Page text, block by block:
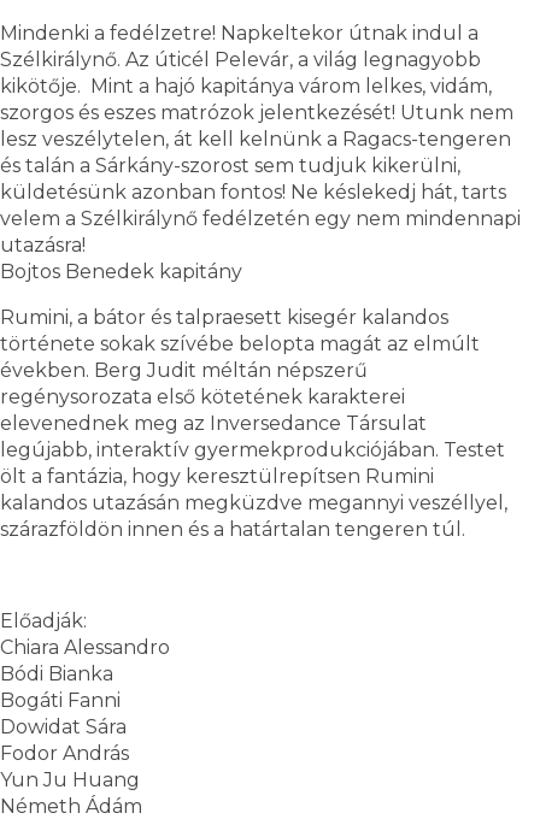
Mindenki a fedélzetre! Napkeltekor útnak indul a
Szélkirálynő. Az úticél Pelevár, a világ legnagyobb
kikötője. Mint a hajó kapitánya várom lelkes, vidám,
szorgos és eszes matrózok jelentkezését! Utunk nem
lesz veszélytelen, át kell kelnünk a Ragacs-tengeren
és talán a Sárkány-szorost sem tudjuk kikerülni,
küldetésünk azonban fontos! Ne késlekedj hát, tarts
velem a Szélkirálynő fedélzetén egy nem mindennapi
utazásra!
Bojtos Benedek kapitány
Rumini, a bátor és talpraesett kisegér kalandos
története sokak szívébe belopta magát az elmúlt
években. Berg Judit méltán népszerű
regénysorozata első kötetének karakterei
elevenednek meg az Inversedance Társulat
legújabb, interaktív gyermekprodukciójában. Testet
ölt a fantázia, hogy keresztülrepítsen Rumini
kalandos utazásán megküzdve megannyi veszéllyel,
szárazföldön innen és a határtalan tengeren túl.
Előadják:
Chiara Alessandro
Bódi Bianka
Bogáti Fanni
Dowidat Sára
Fodor András
Yun Ju Huang
Németh Ádám